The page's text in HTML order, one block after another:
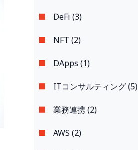
DeFi (3)
NFT (2)
DApps (1)
ITコンサルティング (5)
業務連携 (2)
AWS (2)